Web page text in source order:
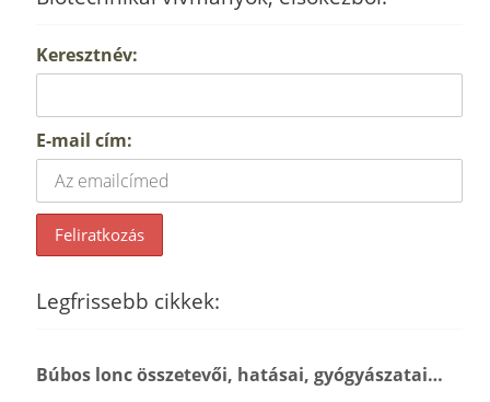
Keresztnév:
E-mail cím:
Legfrissebb cikkek:
Búbos lonc összetevői, hatásai, gyógyászatai…